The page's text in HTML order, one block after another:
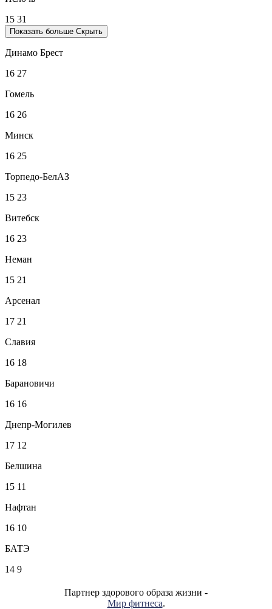
15 31
Показать больше Скрыть
Динамо Брест
16 27
Гомель
16 26
Минск
16 25
Торпедо-БелАЗ
15 23
Витебск
16 23
Неман
15 21
Арсенал
17 21
Славия
16 18
Барановичи
16 16
Днепр-Могилев
17 12
Белшина
15 11
Нафтан
16 10
БАТЭ
14 9
Партнер здорового образа жизни -
Мир фитнеса.